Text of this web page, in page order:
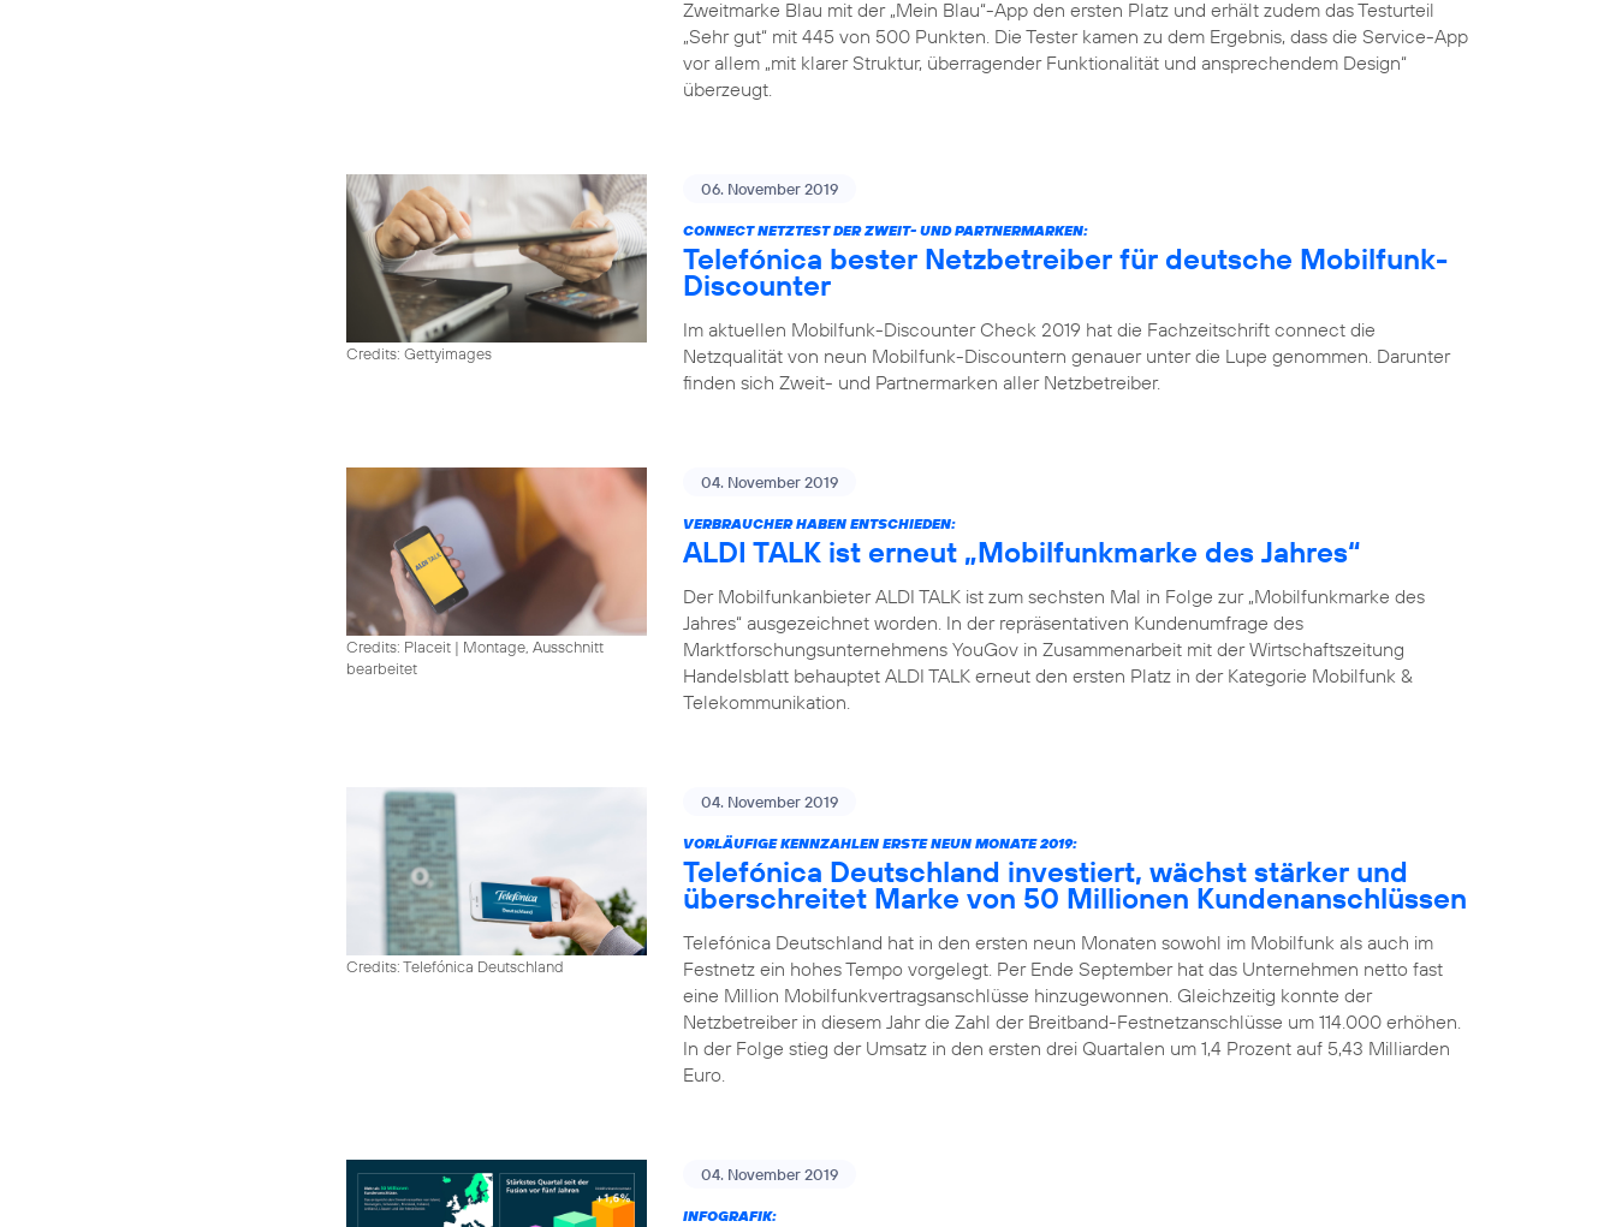
Zweitmarke Blau mit der „Mein Blau“-App den ersten Platz und erhält zudem das Testurteil
„Sehr gut“ mit 445 von 500 Punkten. Die Tester kamen zu dem Ergebnis, dass die Service-App
vor allem „mit klarer Struktur, überragender Funktionalität und ansprechendem Design“
überzeugt.
Credits: Gettyimages
06. November 2019
CONNECT NETZTEST DER ZWEIT- UND PARTNERMARKEN:
Telefónica bester Netzbetreiber für deutsche Mobilfunk-
Discounter
Im aktuellen Mobilfunk-Discounter Check 2019 hat die Fachzeitschrift connect die
Netzqualität von neun Mobilfunk-Discountern genauer unter die Lupe genommen. Darunter
finden sich Zweit- und Partnermarken aller Netzbetreiber.
Credits: Placeit | Montage, Ausschnitt
bearbeitet
04. November 2019
VERBRAUCHER HABEN ENTSCHIEDEN:
ALDI TALK ist erneut „Mobilfunkmarke des Jahres“
Der Mobilfunkanbieter ALDI TALK ist zum sechsten Mal in Folge zur „Mobilfunkmarke des
Jahres“ ausgezeichnet worden. In der repräsentativen Kundenumfrage des
Marktforschungsunternehmens YouGov in Zusammenarbeit mit der Wirtschaftszeitung
Handelsblatt behauptet ALDI TALK erneut den ersten Platz in der Kategorie Mobilfunk &
Telekommunikation.
Credits: Telefónica Deutschland
04. November 2019
VORLÄUFIGE KENNZAHLEN ERSTE NEUN MONATE 2019:
Telefónica Deutschland investiert, wächst stärker und
überschreitet Marke von 50 Millionen Kundenanschlüssen
Telefónica Deutschland hat in den ersten neun Monaten sowohl im Mobilfunk als auch im
Festnetz ein hohes Tempo vorgelegt. Per Ende September hat das Unternehmen netto fast
eine Million Mobilfunkvertragsanschlüsse hinzugewonnen. Gleichzeitig konnte der
Netzbetreiber in diesem Jahr die Zahl der Breitband-Festnetzanschlüsse um 114.000 erhöhen.
In der Folge stieg der Umsatz in den ersten drei Quartalen um 1,4 Prozent auf 5,43 Milliarden
Euro.
04. November 2019
INFOGRAFIK: